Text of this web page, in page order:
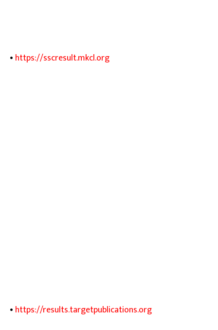
• https://sscresult.mkcl.org
• https://results.targetpublications.org